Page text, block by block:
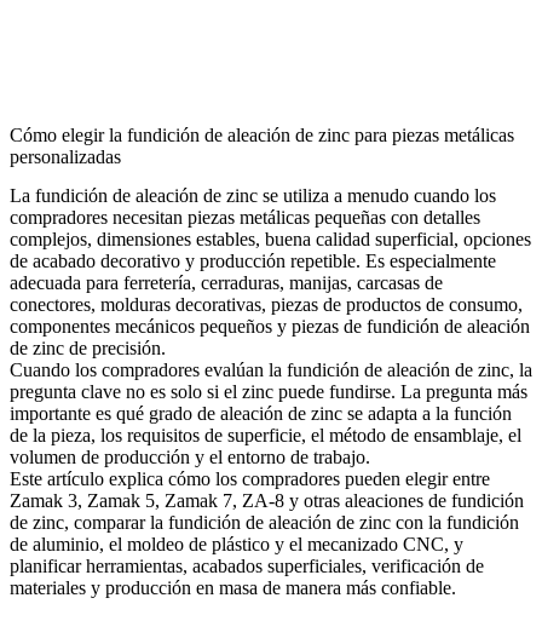
Cómo elegir la fundición de aleación de zinc para piezas metálicas
personalizadas
La fundición de aleación de zinc se utiliza a menudo cuando los
compradores necesitan piezas metálicas pequeñas con detalles
complejos, dimensiones estables, buena calidad superficial, opciones
de acabado decorativo y producción repetible. Es especialmente
adecuada para ferretería, cerraduras, manijas, carcasas de
conectores, molduras decorativas, piezas de productos de consumo,
componentes mecánicos pequeños y piezas de fundición de aleación
de zinc de precisión.
Cuando los compradores evalúan la fundición de aleación de zinc, la
pregunta clave no es solo si el zinc puede fundirse. La pregunta más
importante es qué grado de aleación de zinc se adapta a la función
de la pieza, los requisitos de superficie, el método de ensamblaje, el
volumen de producción y el entorno de trabajo.
Este artículo explica cómo los compradores pueden elegir entre
Zamak 3, Zamak 5, Zamak 7, ZA-8 y otras aleaciones de fundición
de zinc, comparar la fundición de aleación de zinc con la fundición
de aluminio, el moldeo de plástico y el mecanizado CNC, y
planificar herramientas, acabados superficiales, verificación de
materiales y producción en masa de manera más confiable.